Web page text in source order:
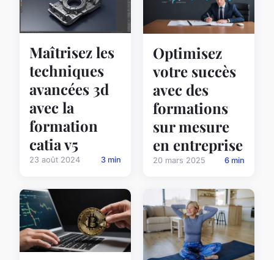
Maîtrisez les
techniques
avancées 3d
avec la
formation
catia v5
23 août 2024 3 min
Optimisez
votre succès
avec des
formations
sur mesure
en entreprise
20 mars 2025 6 min